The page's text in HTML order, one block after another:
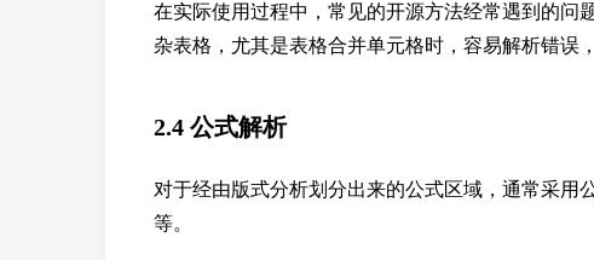
在实际使用过程中，常见的开源方法经常遇到的问
杂表格，尤其是表格合并单元格时，容易解析错误
2.4 公式解析
对于经由版式分析划分出来的公式区域，通常采用
等。